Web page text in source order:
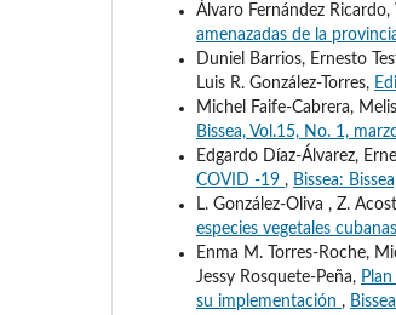
Álvaro Fernández
amenazadas de la
Duniel Barrios, Ernesto
Luis R. González-Torres,
Michel Faife-Cabrera,
Bissea, Vol.15, No. 1,
Edgardo Díaz-Álvarez,
COVID -19 , Bissea:
L. González-Oliva , Z.
especies vegetales cubanas
Enma M. Torres-Roche,
Jessy Rosquete-Peña,
su implementación ,